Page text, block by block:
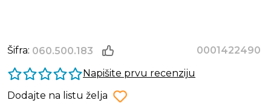
Šifra: 060.500.183
0001422490
Napišite prvu recenziju
Dodajte na listu želja